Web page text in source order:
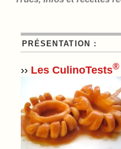
PRÉSENTATION :
›› Les CulinoTests®